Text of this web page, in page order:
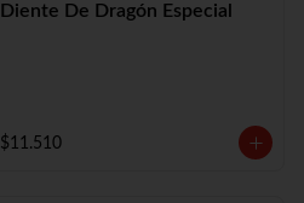
Diente De Dragón Especial
$11.510